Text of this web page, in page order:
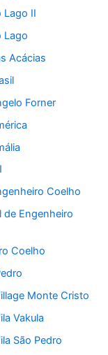
Lago II
Lago
Acácias
Forner
Coelho
de Engenheiro
Coelho
Monte Cristo
Vakula
São Pedro